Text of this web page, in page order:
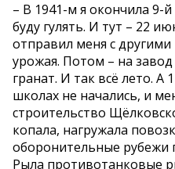
– В 1941-м я окончила 9-
буду гулять. И тут – 22
отправил меня с другими
урожая. Потом – на
гранат. И так всё лето. А
школах не начались, и
строительство
копала, нагружала
оборонительные рубежи
Рыла противотанковые